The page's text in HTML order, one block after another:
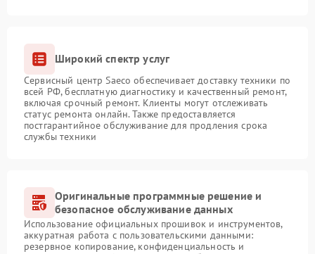
Широкий спектр услуг
Сервисный центр Saeco обеспечивает доставку техники по
всей РФ, бесплатную диагностику и качественный ремонт,
включая срочный ремонт. Клиенты могут отслеживать
статус ремонта онлайн. Также предоставляется
постгарантийное обслуживание для продления срока
службы техники
Оригинальные программные решение и
безопасное обслуживание данных
Использование официальных прошивок и инструментов,
аккуратная работа с пользовательскими данными:
резервное копирование, конфиденциальность и